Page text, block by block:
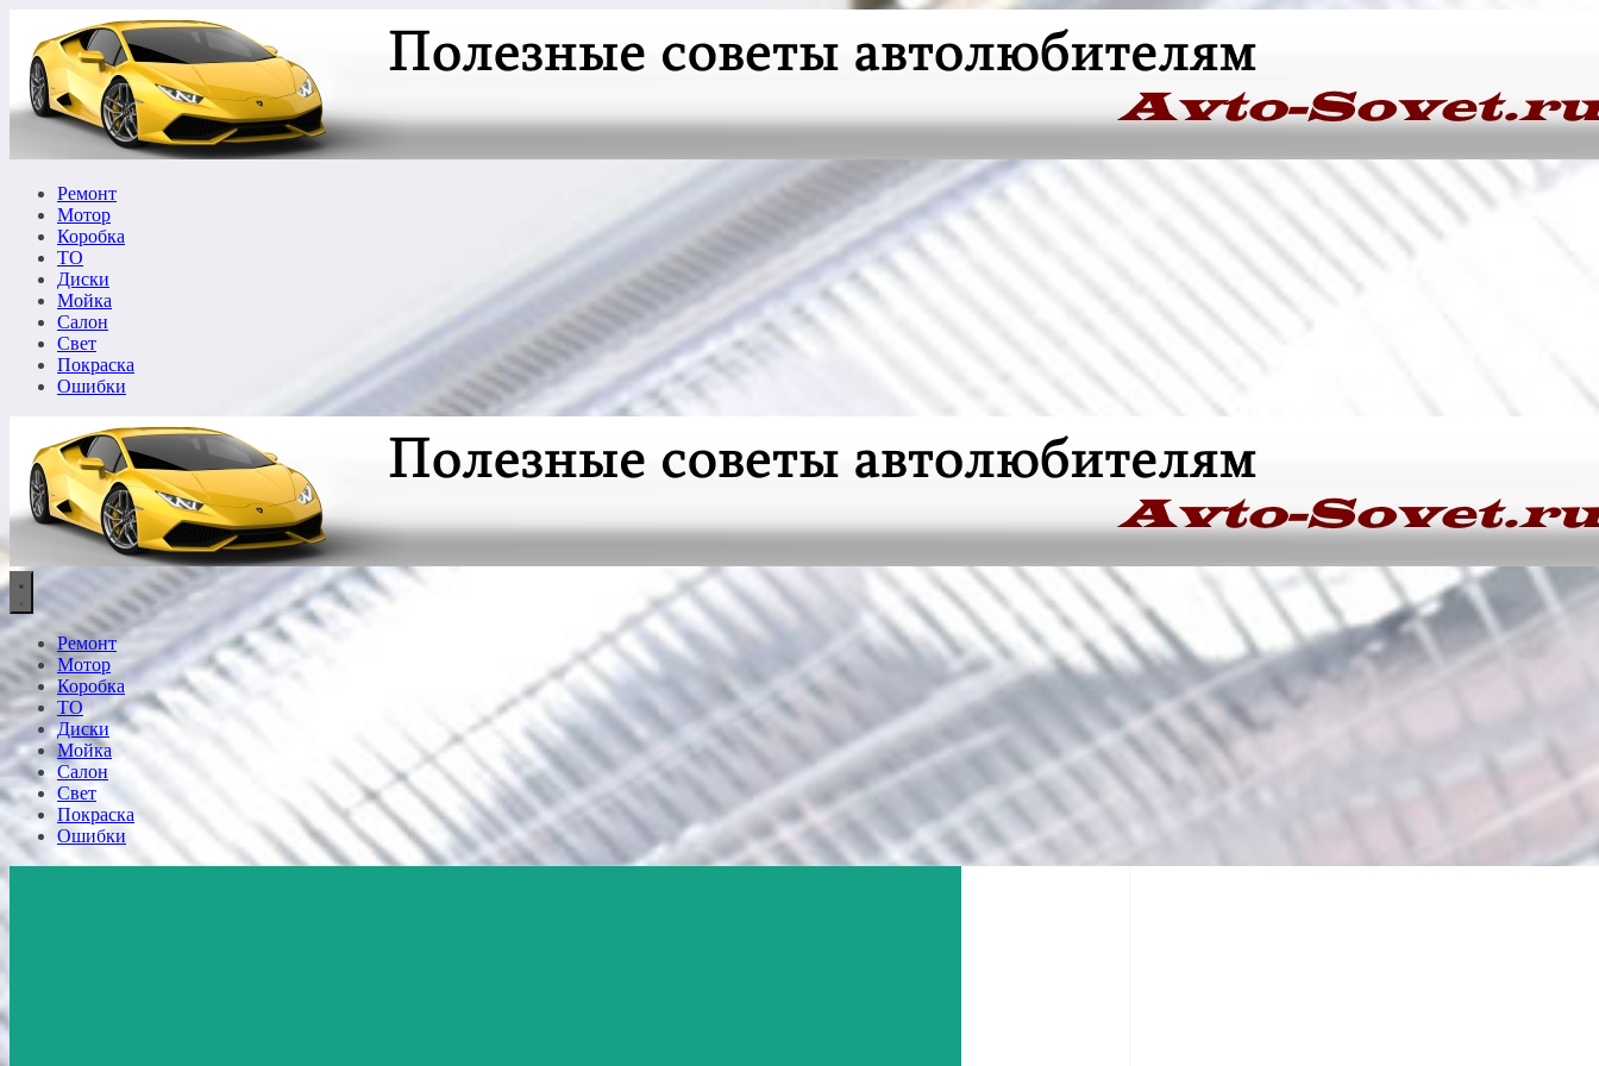
содержимому
Ремонт
Мотор
Коробка
ТО
Диски
Мойка
Салон
Свет
Покраска
Ошибки
Ремонт
Мотор
Коробка
ТО
Диски
Мойка
Салон
Свет
Покраска
Ошибки